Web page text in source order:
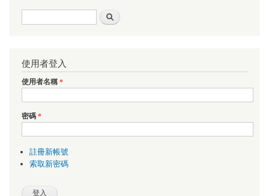
搜尋表單
使用者登入
使用者名稱*
密碼*
註冊新帳號
索取新密碼